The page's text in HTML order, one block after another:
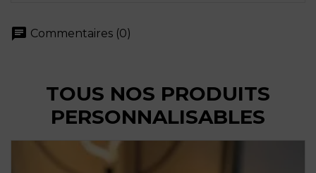
chat Commentaires (0)
TOUS NOS PRODUITS
PERSONNALISABLES